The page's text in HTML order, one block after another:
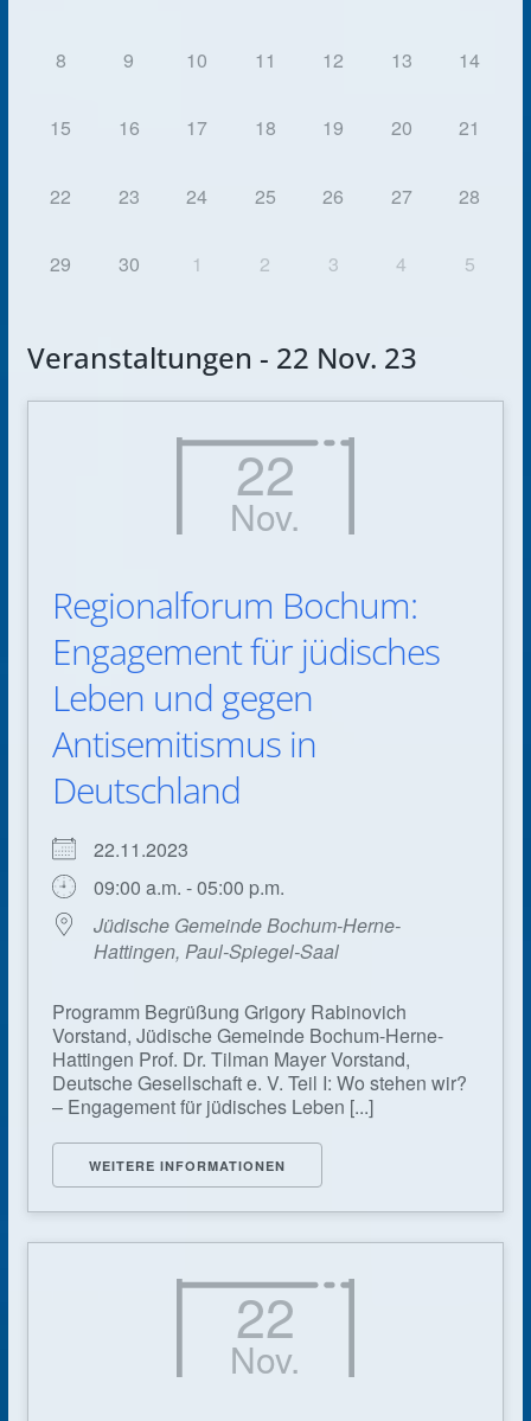
Veranstaltungen - 22 Nov. 23
22
Nov.
Regionalforum Bochum:
Engagement für jüdisches
Leben und gegen
Antisemitismus in
Deutschland
22.11.2023
09:00 a.m. - 05:00 p.m.
Jüdische Gemeinde Bochum-Herne-
Hattingen, Paul-Spiegel-Saal
Programm Begrüßung Grigory Rabinovich
Vorstand, Jüdische Gemeinde Bochum-Herne-
Hattingen Prof. Dr. Tilman Mayer Vorstand,
Deutsche Gesellschaft e. V. Teil I: Wo stehen wir?
– Engagement für jüdisches Leben [...]
WEITERE INFORMATIONEN
22
Nov.
8 9 10 11 12 13 14
15 16 17 18 19 20 21
22 23 24 25 26 27 28
29 30 1 2 3 4 5